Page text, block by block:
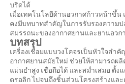
บริดได้
เมื่อเทคโนโลยีด้านอวกาศก้าวหน้าขึ้น
คงมีบทบาทสำคัญในการรับรองความ
สมรรถนะของอากาศยานและยานอวก
บทสรุป
เครื่องเชื่อมแบบวงโคจรเป็นหัวใจสำ
อากาศยานสมัยใหม่ ช่วยให้สามารถผ
แม่นยำสูง เชื่อถือได้ และสม่ำเสมอ ตั้ง
ดรอลิก ไปจนถึงชิ้นส่วนโครงสร้างและ